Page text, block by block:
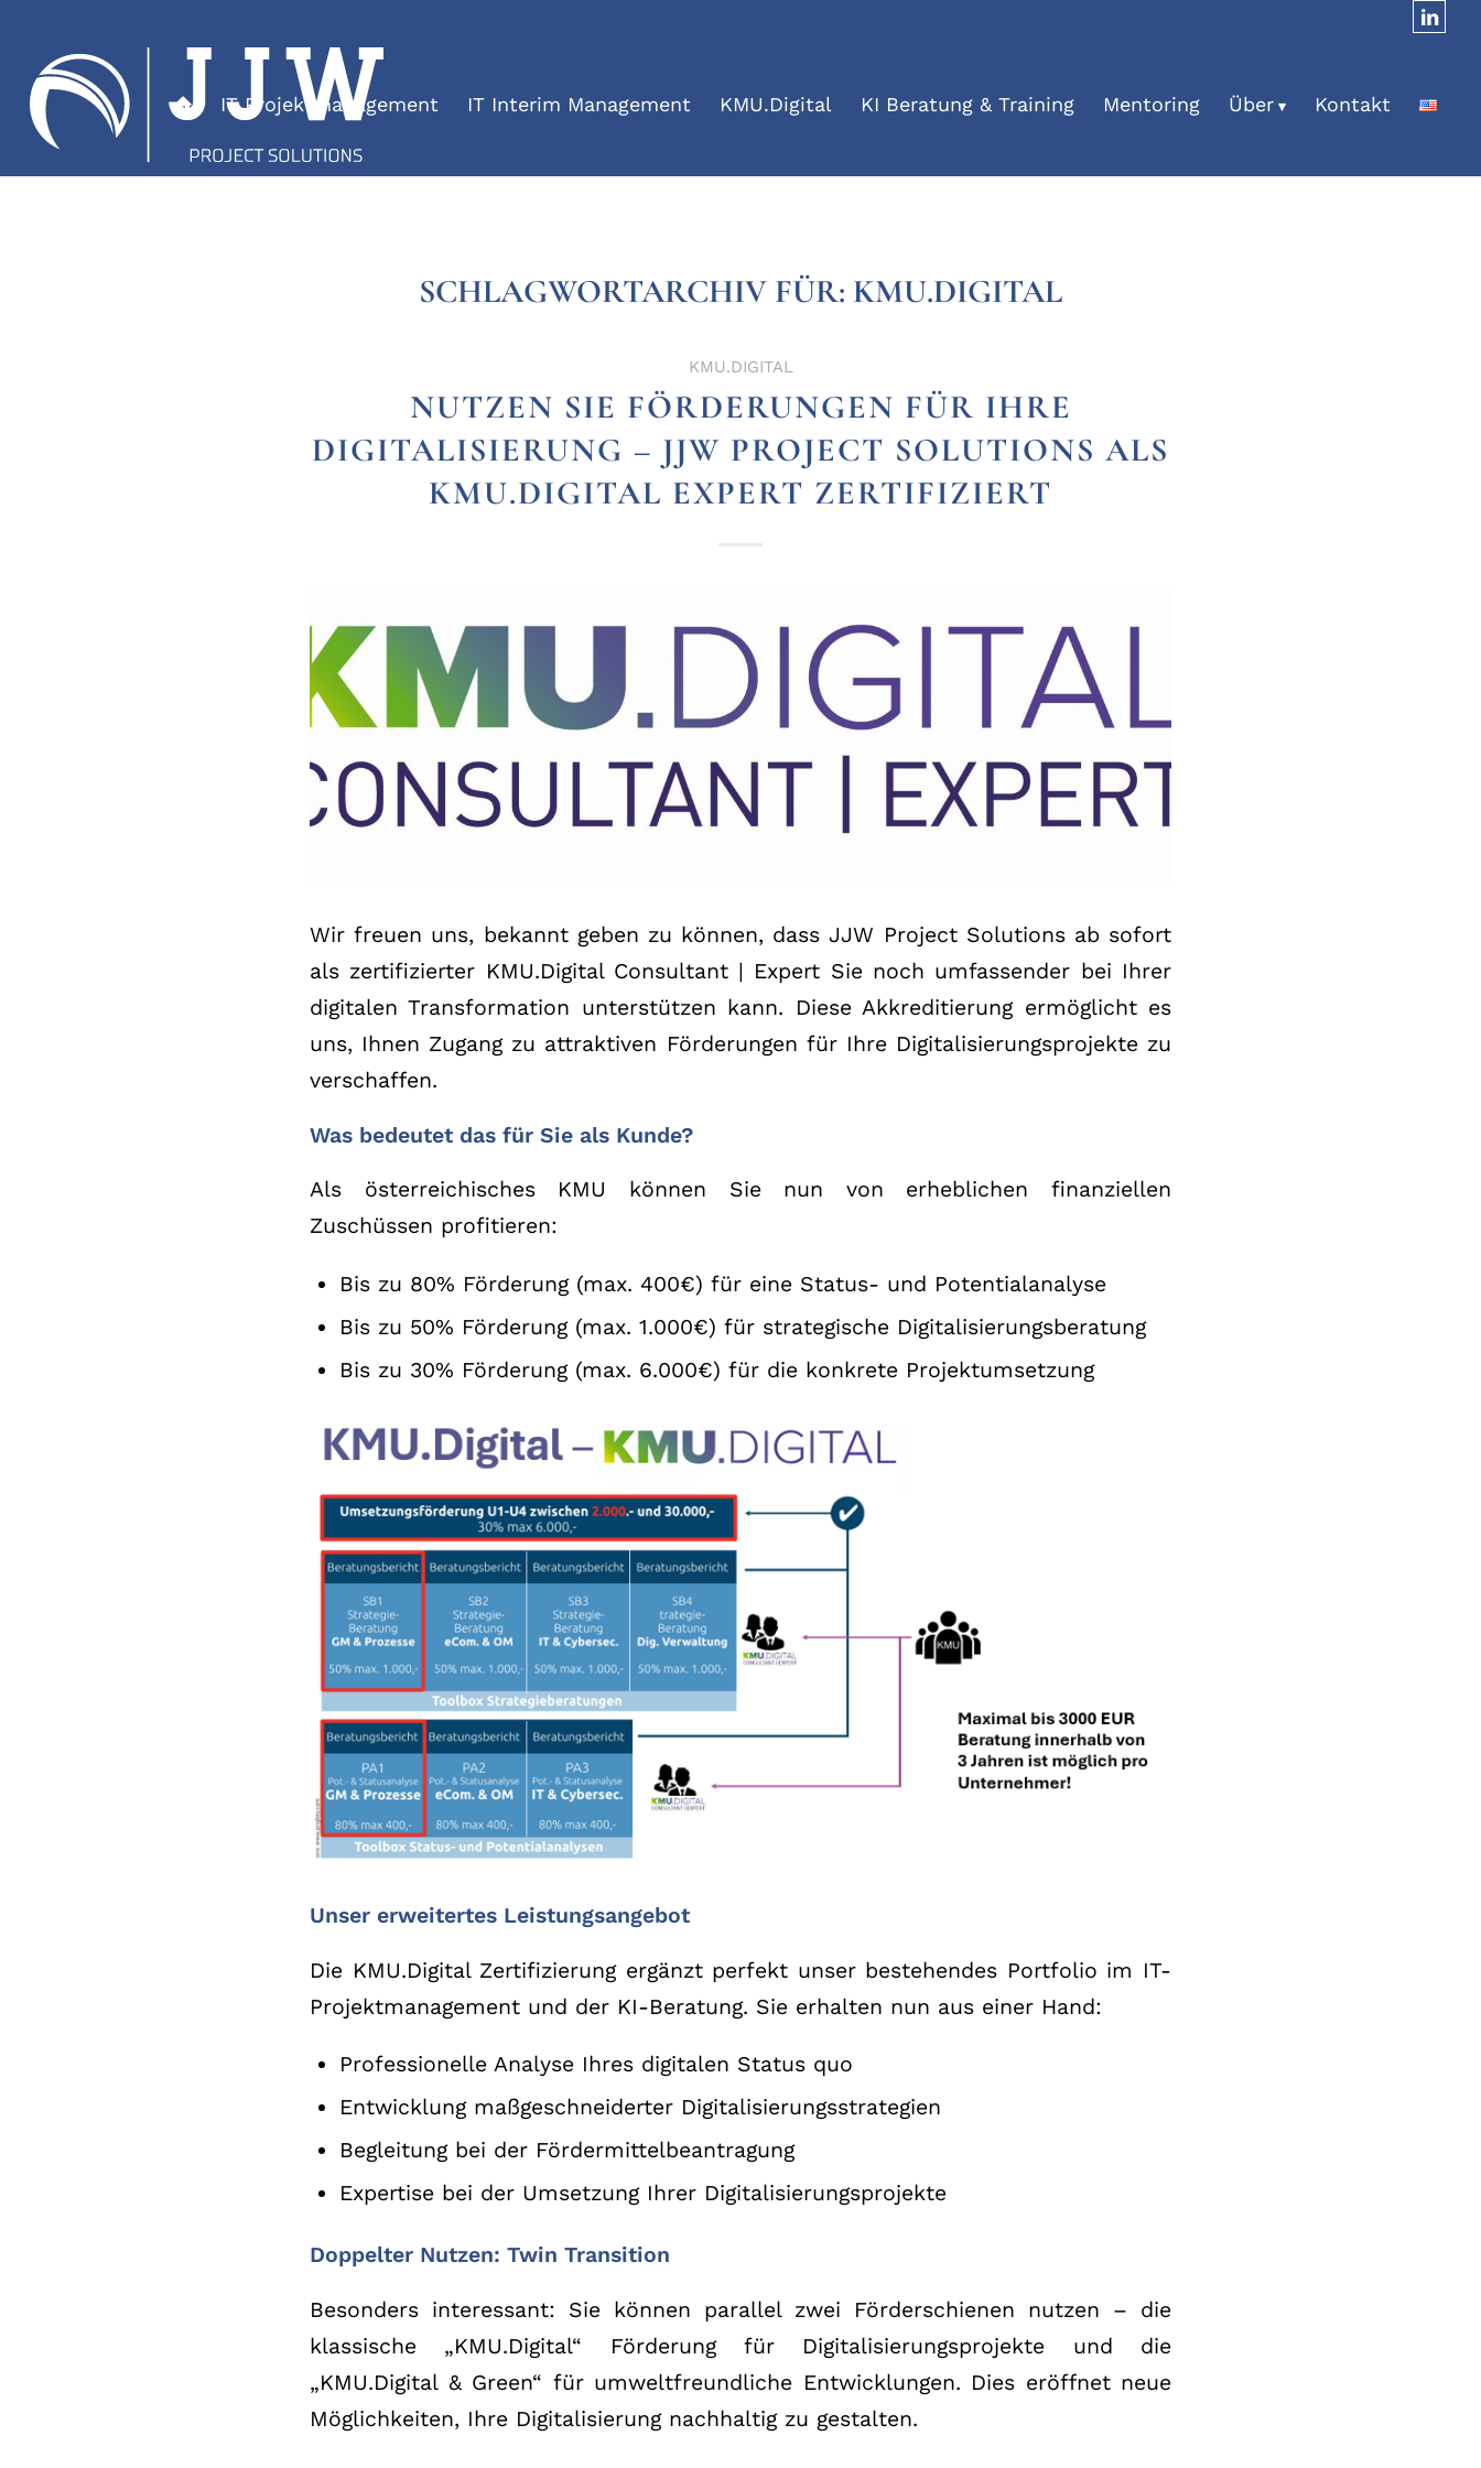
IT Projektmanagement IT Interim Management KMU.Digital KI Beratung & Training Mentoring Über Kontakt
SCHLAGWORTARCHIV FÜR: KMU.DIGITAL
KMU.DIGITAL
NUTZEN SIE FÖRDERUNGEN FÜR IHRE
DIGITALISIERUNG – JJW PROJECT SOLUTIONS ALS
KMU.DIGITAL EXPERT ZERTIFIZIERT
Wir freuen uns, bekannt geben zu können, dass JJW Project Solutions ab sofort
als zertifizierter KMU.Digital Consultant | Expert Sie noch umfassender bei Ihrer
digitalen Transformation unterstützen kann. Diese Akkreditierung ermöglicht es
uns, Ihnen Zugang zu attraktiven Förderungen für Ihre Digitalisierungsprojekte zu
verschaffen.
Was bedeutet das für Sie als Kunde?
Als österreichisches KMU können Sie nun von erheblichen finanziellen
Zuschüssen profitieren:
Bis zu 80% Förderung (max. 400€) für eine Status- und Potentialanalyse
Bis zu 50% Förderung (max. 1.000€) für strategische Digitalisierungsberatung
Bis zu 30% Förderung (max. 6.000€) für die konkrete Projektumsetzung
Unser erweitertes Leistungsangebot
Die KMU.Digital Zertifizierung ergänzt perfekt unser bestehendes Portfolio im IT-
Projektmanagement und der KI-Beratung. Sie erhalten nun aus einer Hand:
Professionelle Analyse Ihres digitalen Status quo
Entwicklung maßgeschneiderter Digitalisierungsstrategien
Begleitung bei der Fördermittelbeantragung
Expertise bei der Umsetzung Ihrer Digitalisierungsprojekte
Doppelter Nutzen: Twin Transition
Besonders interessant: Sie können parallel zwei Förderschienen nutzen – die
klassische „KMU.Digital“ Förderung für Digitalisierungsprojekte und die
„KMU.Digital & Green“ für umweltfreundliche Entwicklungen. Dies eröffnet neue
Möglichkeiten, Ihre Digitalisierung nachhaltig zu gestalten.